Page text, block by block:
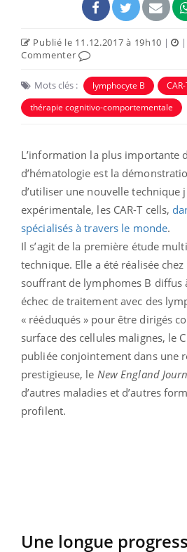
Publié le 11.12.2017 à 19h10 | |
Commenter
Mots clés : lymphocyte B
thérapie cognitivo-comportementale
L’information la plus importante
d’hématologie est la
d’utiliser une nouvelle technique
expérimentale, les CAR-T cells,
spécialisés à travers le monde.
Il s’agit de la première étude
technique. Elle a été réalisée
souffrant de lymphomes B diffus
échec de traitement avec des
« rééduqués » pour être dirigés
surface des cellules malignes, le
publiée conjointement dans une
prestigieuse, le New England
d’autres maladies et d’autres
profilent.
Une longue